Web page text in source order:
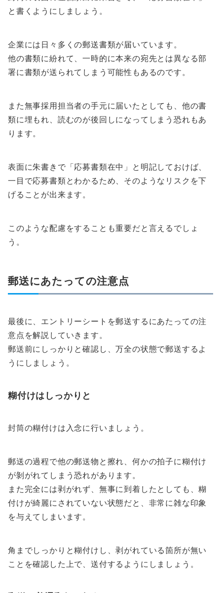
と書くようにしましょう。
企業には日々多くの郵送書類が届いています。
他の書類に紛れて、一時的に本来の宛先とは異なる部
署に書類が送られてしまう可能性もあるのです。
また無事採用担当者の手元に届いたとしても、他の書
類に埋もれ、読むのが後回しになってしまう恐れもあ
ります。
表面に朱書きで「応募書類在中」と明記しておけば、
一目で応募書類とわかるため、そのようなリスクを下
げることが出来ます。
このような配慮をすることも重要だと言えるでしょ
う。
郵送にあたっての注意点
最後に、エントリーシートを郵送するにあたっての注
意点を解説していきます。
郵送前にしっかりと確認し、万全の状態で郵送するよ
うにしましょう。
糊付けはしっかりと
封筒の糊付けは入念に行いましょう。
郵送の過程で他の郵送物と擦れ、何かの拍子に糊付け
が剝がれてしまう恐れがあります。
また完全には剥がれず、無事に到着したとしても、糊
付けが綺麗にされていない状態だと、非常に雑な印象
を与えてしまいます。
角までしっかりと糊付けし、剥がれている箇所が無い
ことを確認した上で、送付するようにしましょう。